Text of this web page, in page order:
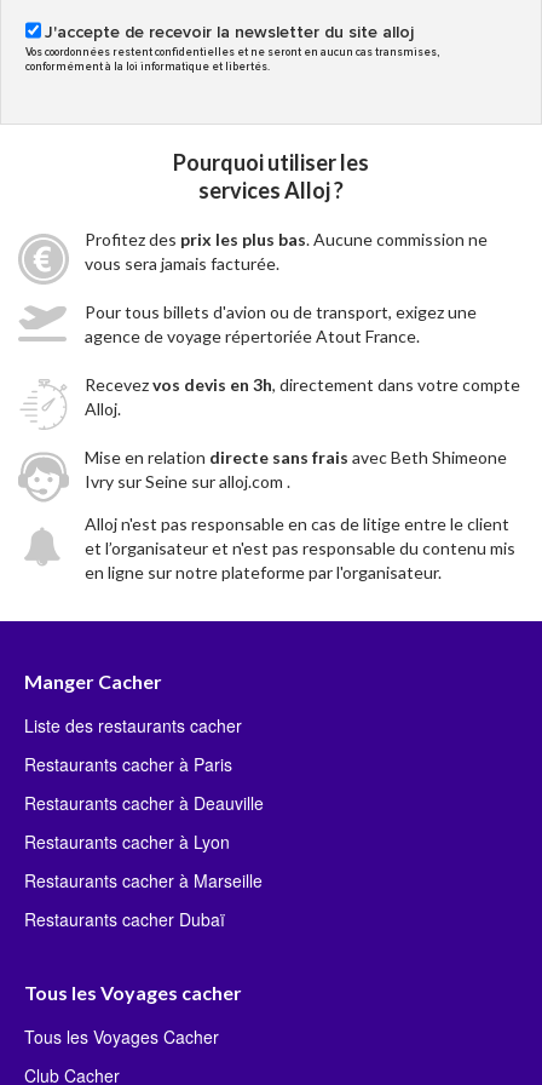
J'accepte de recevoir la newsletter du site alloj
Vos coordonnées restent confidentielles et ne seront en aucun cas transmises,
conformément à la loi informatique et libertés.
Pourquoi utiliser les
services Alloj ?
Profitez des prix les plus bas. Aucune commission ne
vous sera jamais facturée.
Pour tous billets d'avion ou de transport, exigez une
agence de voyage répertoriée Atout France.
Recevezvos devis en 3h, directement dans votre compte
Alloj.
Mise en relation directe sans frais avec Beth Shimeone
Ivry sur Seine sur alloj.com .
Alloj n'est pas responsable en cas de litige entre le client
et l’organisateur et n'est pas responsable du contenu mis
en ligne sur notre plateforme par l'organisateur.
Manger Cacher
Liste des restaurants cacher
Restaurants cacher à Paris
Restaurants cacher à Deauville
Restaurants cacher à Lyon
Restaurants cacher à Marseille
Restaurants cacher Dubaï
Tous les Voyages cacher
Tous les Voyages Cacher
Club Cacher